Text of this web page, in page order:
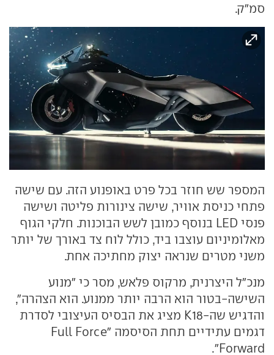
סמ"ק.
המספר שש חוזר בכל פרט באופנוע הזה. עם שישה
פתחי כניסת אוויר, שישה צינורות פליטה ושישה
פנסי LED בנוסף כמובן לשש הבוכנות. חלקי הגוף
מאלומיניום עוצבו ביד, כולל לוח צד באורך של יותר
משני מטרים שנראה יצוק מחתיכה אחת.
מנכ"ל היצרנית, מרקוס פלאש, מסר כי "מנוע
השישה-בטור הוא הרבה יותר ממנוע. הוא הצהרה",
והדגיש שה-K18 מציג את הבסיס העיצובי לסדרת
דגמים עתידיים תחת הסיסמה "Full Force
Forward".